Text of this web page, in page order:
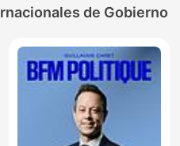
de Gobierno